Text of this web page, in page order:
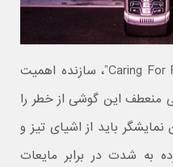
در یکی از ویدیوها به نام “Caring For RAZR”، سازنده اهمیت
نمایشگر 6.2 اینجی منعطف این گوشی از خطر را
نمایشگر باید از اشیای تیز و
به شدت در برابر مایعات